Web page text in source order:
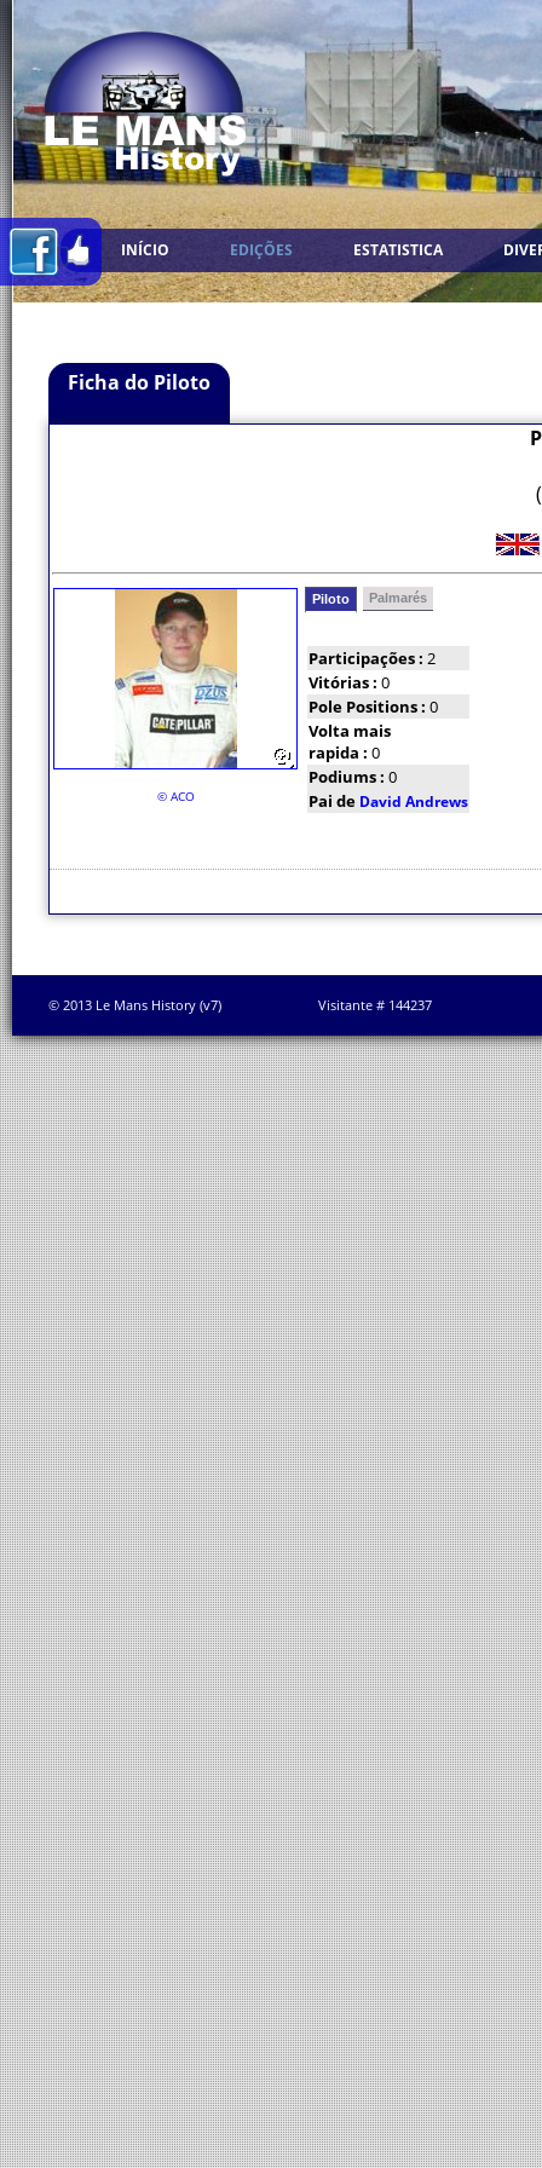
INÍCIO EDIÇÕES ESTATISTICA
Ficha do Piloto
© ACO
Piloto Palmarés
Participações : 2
Vitórias : 0
Pole Positions : 0
Volta mais
rapida : 0
Podiums : 0
Pai de David Andrews
© 2013 Le Mans History (v7) Visitante # 144237